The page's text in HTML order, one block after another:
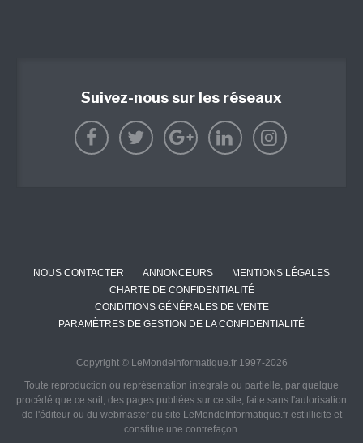
Suivez-nous sur les réseaux
NOUS CONTACTER ANNONCEURS
MENTIONS LÉGALES
CHARTE DE CONFIDENTIALITÉ
CONDITIONS GÉNÉRALES DE VENTE
PARAMÈTRES DE GESTION DE LA CONFIDENTIALITÉ
Copyright © LeMondeInformatique.fr 1997-2026
Toute reproduction ou représentation intégrale ou partielle, par quelque
procédé que ce soit, des pages publiées sur ce site, faite sans l'autorisation
de l'éditeur ou du webmaster du site LeMondeInformatique.fr est illicite et
constitue une contrefaçon.